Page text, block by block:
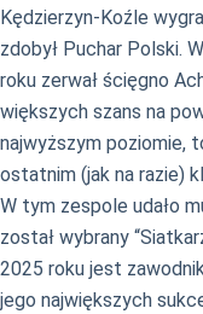
Kędzierzyn-Koźle
zdobył Puchar Polski.
roku zerwał ścięgno
większych szans na
najwyższym poziomie,
ostatnim (jak na razie)
W tym zespole udało
został wybrany
2025 roku jest
jego największych